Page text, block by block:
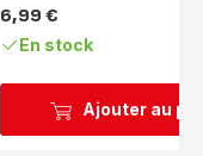
Ajouter au
(moyenne)
Prix
6,99 €
En stock